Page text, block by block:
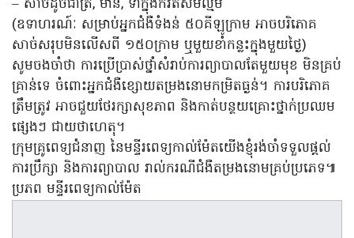
– សាច់ដូចជាត្រី, មាន់, ទាក្នុងកំរិតសមល្មម
(ឧទាហរណ៍ៈ សម្រាប់អ្នកជំងឺទំងន់ ៥០គីឡូក្រាម អាចបរិភោគ
សាច់សរុបមិនលើសពី ១៥០ក្រាម ឬមួយខាំកន្លះក្នុងមួយថ្ងៃ)
សូមចងចាំថា ការប្រើប្រាស់ថ្នាំសំរាប់ការព្យាបាលតែមួយមុខ មិនគ្រប់
គ្រាន់ទេ ចំពោះអ្នកជំងឺខ្សោយតម្រងនោមកម្រិតធ្ងន់។ ការបរិភោគ
ត្រឹមត្រូវ អាចជួយថែរក្សាសុខភាព និងកាត់បន្ថយគ្រោះថ្នាក់ប្រឈម
ផ្សេងៗ ជាយថាហេតុ។
ក្រុមគ្រូពេទ្យជំនាញ នៃមន្ទីរពេទ្យកាល់ម៉ែតយើងខ្ញុំរង់ចាំទទួលផ្តល់
ការប្រឹក្សា និងការព្យាបាល រាល់ករណីជំងឺតម្រងនោមគ្រប់ប្រភេទ៕
ប្រភព មន្ទីរពេទ្យកាល់ម៉ែត